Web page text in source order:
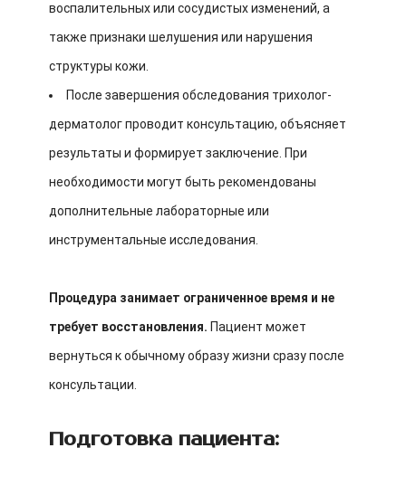
воспалительных или сосудистых изменений, а
также признаки шелушения или нарушения
структуры кожи.
После завершения обследования трихолог-
дерматолог проводит консультацию, объясняет
результаты и формирует заключение. При
необходимости могут быть рекомендованы
дополнительные лабораторные или
инструментальные исследования.
Процедура занимает ограниченное время и не
требует восстановления. Пациент может
вернуться к обычному образу жизни сразу после
консультации.
Подготовка пациента: